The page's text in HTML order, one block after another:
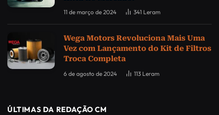
11 de março de 2024 341 Leram
Wega Motors Revoluciona Mais Uma
Vez com Lançamento do Kit de Filtros
Troca Completa
6 de agosto de 2024 113 Leram
ÚLTIMAS DA REDAÇÃO CM